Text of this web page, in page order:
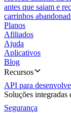
antes que saiam e
carrinhos
Planos
Afiliados
Ajuda
Aplicativos
Blog
Recursos
API para
Soluções integradas
Segurança